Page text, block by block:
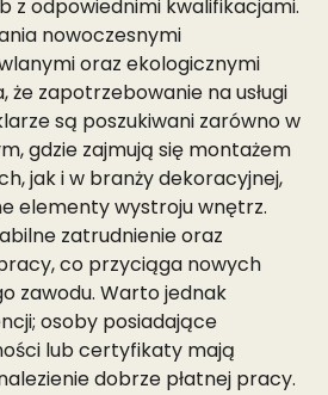
z odpowiednimi kwalifikacjami.
nowoczesnymi
oraz ekologicznymi
że zapotrzebowanie na usługi
są poszukiwani zarówno w
gdzie zajmują się montażem
jak i w branży dekoracyjnej,
elementy wystroju wnętrz.
zatrudnienie oraz
co przyciąga nowych
zawodu. Warto jednak
osoby posiadające
lub certyfikaty mają
dobrze płatnej pracy.